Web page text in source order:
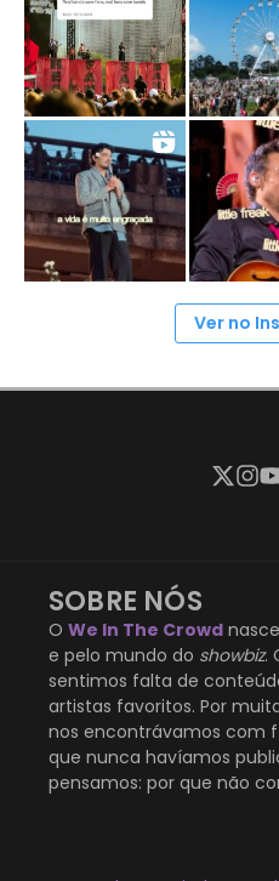
Ver no
SOBRE NÓS
O We In The Crowd
e pelo mundo do showbiz.
sentimos falta de
artistas favoritos. Por
nos encontrávamos com
que nunca havíamos
pensamos: por que não